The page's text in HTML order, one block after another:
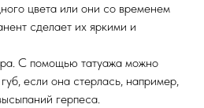
цвета или они со временем
сделает их яркими и
С помощью татуажа можно
если она стерлась, например,
герпеса.